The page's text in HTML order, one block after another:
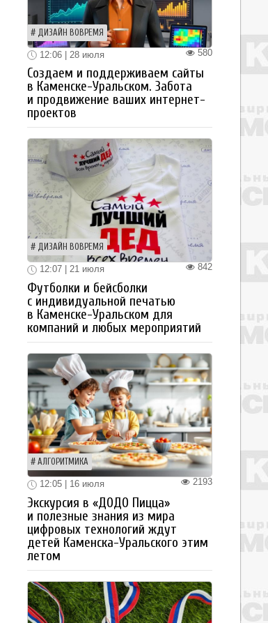
ДИЗАЙН ВОВРЕМЯ
580
12:06 | 28 июля
Создаем и поддерживаем сайты
в Каменске-Уральском. Забота
и продвижение ваших интернет-
проектов
ДИЗАЙН ВОВРЕМЯ
842
12:07 | 21 июля
Футболки и бейсболки
с индивидуальной печатью
в Каменске-Уральском для
компаний и любых мероприятий
АЛГОРИТМИКА
2193
12:05 | 16 июля
Экскурсия в «ДОДО Пицца»
и полезные знания из мира
цифровых технологий ждут
детей Каменска-Уральского этим
летом